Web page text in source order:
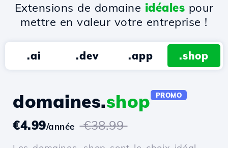
Extensions de domaine idéales pour
mettre en valeur votre entreprise !
.ai .dev .app .shop
domaines.shop PROMO
€4.99/année €38.99